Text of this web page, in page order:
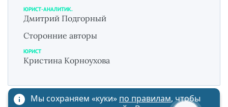
ЮРИСТ-АНАЛИТИК.
Дмитрий Подгорный
Сторонние авторы
ЮРИСТ
Кристина Корноухова
Мы сохраняем «куки» по правилам, чтобы